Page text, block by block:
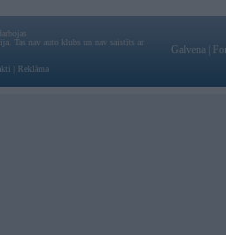
Tas nav auto klubs un nav saistīts ar
Reklāma
Galvena